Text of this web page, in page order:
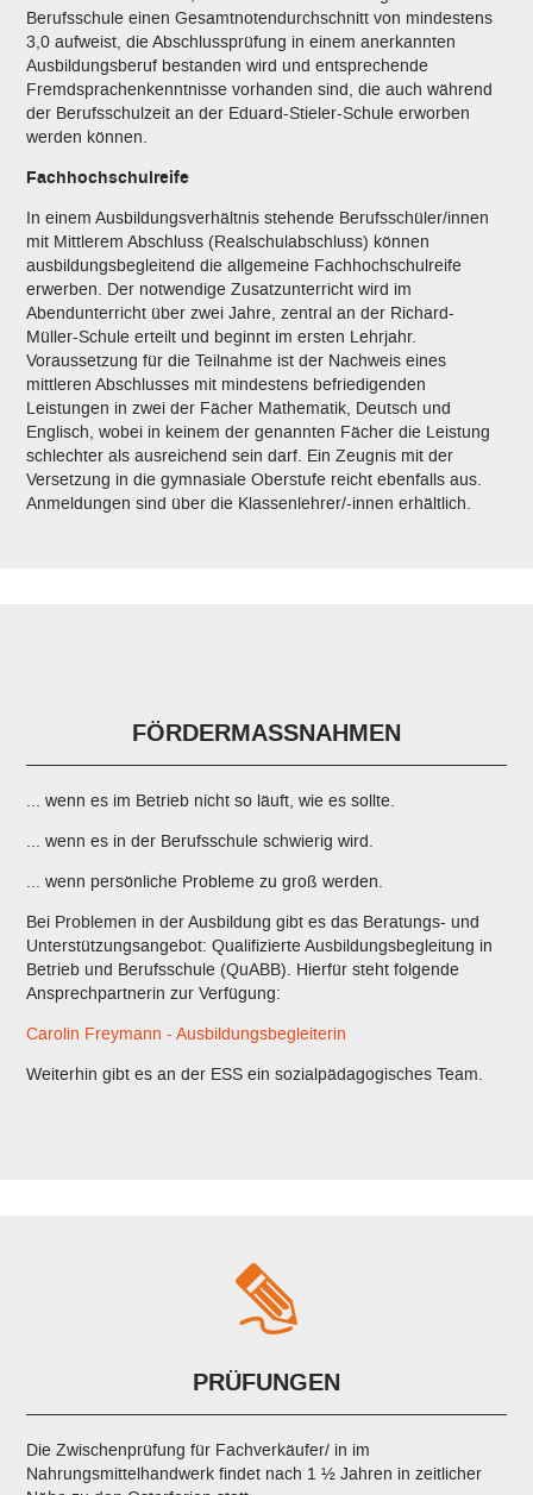
Berufsschule einen Gesamtnotendurchschnitt von mindestens
3,0 aufweist, die Abschlussprüfung in einem anerkannten
Ausbildungsberuf bestanden wird und entsprechende
Fremdsprachenkenntnisse vorhanden sind, die auch während
der Berufsschulzeit an der Eduard-Stieler-Schule erworben
werden können.
Fachhochschulreife
In einem Ausbildungsverhältnis stehende Berufsschüler/innen
mit Mittlerem Abschluss (Realschulabschluss) können
ausbildungsbegleitend die allgemeine Fachhochschulreife
erwerben. Der notwendige Zusatzunterricht wird im
Abendunterricht über zwei Jahre, zentral an der Richard-
Müller-Schule erteilt und beginnt im ersten Lehrjahr.
Voraussetzung für die Teilnahme ist der Nachweis eines
mittleren Abschlusses mit mindestens befriedigenden
Leistungen in zwei der Fächer Mathematik, Deutsch und
Englisch, wobei in keinem der genannten Fächer die Leistung
schlechter als ausreichend sein darf. Ein Zeugnis mit der
Versetzung in die gymnasiale Oberstufe reicht ebenfalls aus.
Anmeldungen sind über die Klassenlehrer/-innen erhältlich.
FÖRDERMASSNAHMEN
... wenn es im Betrieb nicht so läuft, wie es sollte.
... wenn es in der Berufsschule schwierig wird.
... wenn persönliche Probleme zu groß werden.
Bei Problemen in der Ausbildung gibt es das Beratungs- und
Unterstützungsangebot: Qualifizierte Ausbildungsbegleitung in
Betrieb und Berufsschule (QuABB). Hierfür steht folgende
Ansprechpartnerin zur Verfügung:
Carolin Freymann - Ausbildungsbegleiterin
Weiterhin gibt es an der ESS ein sozialpädagogisches Team.
PRÜFUNGEN
Die Zwischenprüfung für Fachverkäufer/ in im
Nahrungsmittelhandwerk findet nach 1 ½ Jahren in zeitlicher